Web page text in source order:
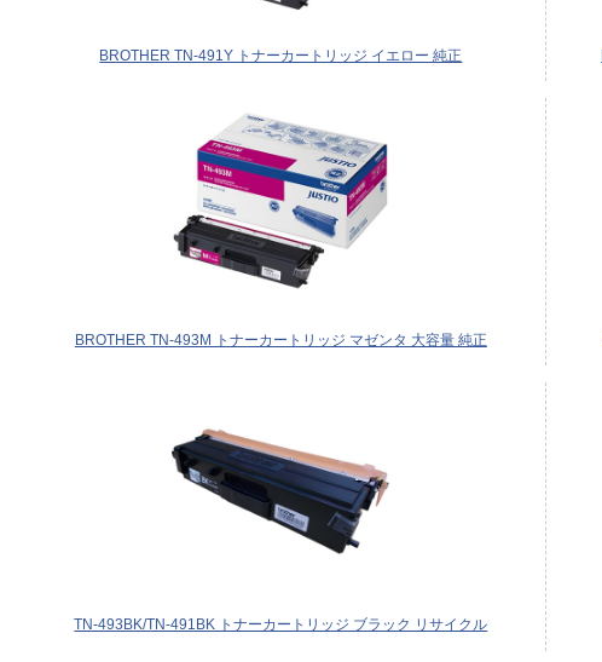
BROTHER TN-491Y トナーカートリッジ イエロー 純正
BROTHER TN-493M トナーカートリッジ マゼンタ 大容量 純正
TN-493BK/TN-491BK トナーカートリッジ ブラック リサイクル